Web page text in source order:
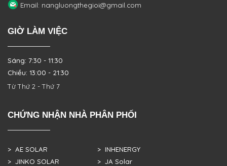
Email: nangluongthegioi@gmail.com
GIỜ LÀM VIỆC
Sáng: 7:30 - 11:30
Chiều: 13:00 - 21:30
Từ Thứ 2 - Thứ 7
CHỨNG NHẬN NHÀ PHÂN PHỐI
> AE SOLAR
> JINKO SOLAR
> INHENERGY
> JA Solar